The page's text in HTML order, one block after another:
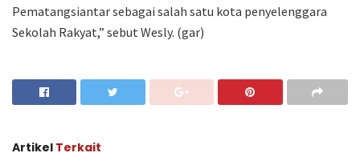
Pematangsiantar sebagai salah satu kota penyelenggara
Sekolah Rakyat,” sebut Wesly. (gar)
Artikel Terkait